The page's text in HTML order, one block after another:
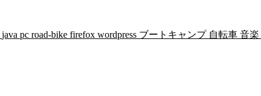
java pc road-bike firefox wordpress ブートキャンプ 自転車 音楽